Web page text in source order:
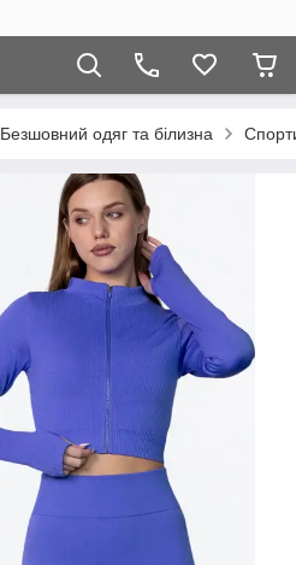
Безшовний одяг та білизна